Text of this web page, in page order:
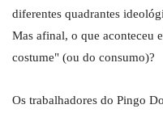
diferentes quadrantes
Mas afinal, o que aconteceu
costume" (ou do consumo)?
Os trabalhadores do Pingo